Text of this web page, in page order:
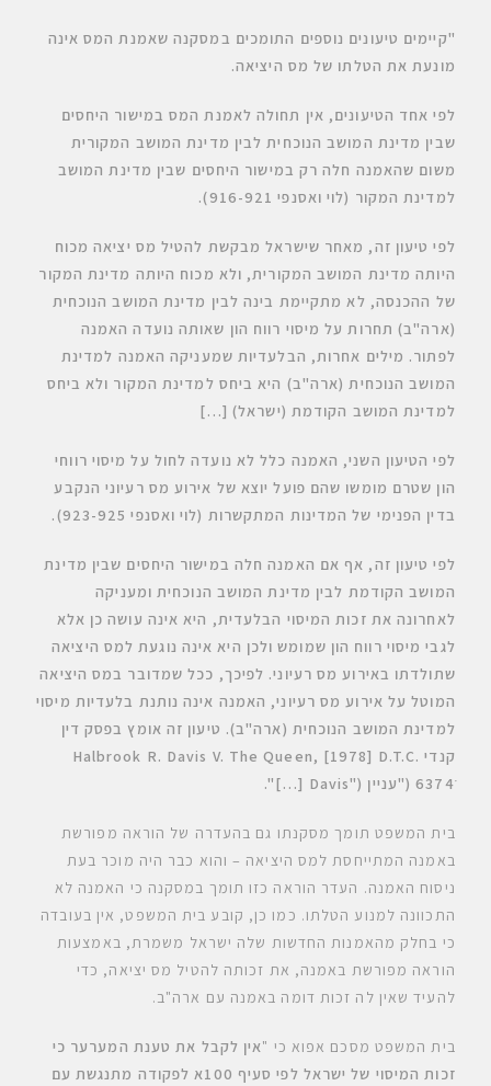
"קיימים טיעונים נוספים התומכים במסקנה שאמנת המס אינה
מונעת את הטלתו של מס היציאה.
לפי אחד הטיעונים, אין תחולה לאמנת המס במישור היחסים
שבין מדינת המושב הנוכחית לבין מדינת המושב המקורית
משום שהאמנה חלה רק במישור היחסים שבין מדינת המושב
למדינת המקור (לוי ואסנפי 916-921)
.
לפי טיעון זה, מאחר שישראל מבקשת להטיל מס יציאה מכוח
היותה מדינת המושב המקורית, ולא מכוח היותה מדינת המקור
של ההכנסה, לא מתקיימת בינה לבין מדינת המושב הנוכחית
(ארה"ב) תחרות על מיסוי רווח הון שאותה נועדה האמנה
לפתור. מילים אחרות, הבלעדיות שמעניקה האמנה למדינת
המושב הנוכחית (ארה"ב) היא ביחס למדינת המקור ולא ביחס
למדינת המושב הקודמת (ישראל)[…]
לפי הטיעון השני, האמנה כלל לא נועדה לחול על מיסוי רווחי
הון שטרם מומשו שהם פועל יוצא של אירוע מס רעיוני הנקבע
בדין הפנימי של המדינות המתקשרות (לוי ואסנפי 923-925)
.
לפי טיעון זה, אף אם האמנה חלה במישור היחסים שבין מדינת
המושב הקודמת לבין מדינת המושב הנוכחית ומעניקה
לאחרונה את זכות המיסוי הבלעדית, היא אינה עושה כן אלא
לגבי מיסוי רווח הון שמומש ולכן היא אינה נוגעת למס היציאה
שתולדתו באירוע מס רעיוני. לפיכך, ככל שמדובר במס היציאה
המוטל על אירוע מס רעיוני, האמנה אינה נותנת בלעדיות מיסוי
למדינת המושב הנוכחית (ארה"ב). טיעון זה אומץ בפסק דין
קנדי Halbrook R. Davis V. The Queen, [1978] D.T.C.
6374ׂׂ ("עניין
("Davis […]".
בית המשפט תומך מסקנתו גם בהעדרה של הוראה מפורשת
באמנה המתייחסת למס היציאה – והוא כבר היה מוכר בעת
ניסוח האמנה. העדר הוראה כזו תומך במסקנה כי האמנה לא
התכוונה למנוע הטלתו. כמו כן, קובע בית המשפט, אין בעובדה
כי בחלק מהאמנות החדשות שלה ישראל משמרת, באמצעות
הוראה מפורשת באמנה, את זכותה להטיל מס יציאה, כדי
להעיד שאין לה זכות דומה באמנה עם ארה"ב.
בית המשפט מסכם אפוא כי "אין לקבל את טענת המערער כי
זכות המיסוי של ישראל לפי סעיף 100א לפקודה מתנגשת עם